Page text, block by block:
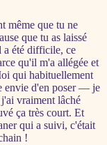
même que tu ne
que tu as laissé
a été difficile, ce
qu'il m'a allégée et
qui habituellement
envie d'en poser — je
j'ai vraiment lâché
ça très court. Et
qui a suivi, c'était
!